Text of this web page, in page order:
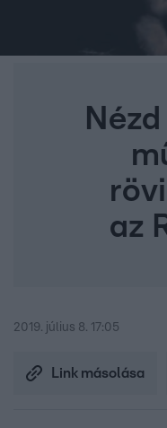
az
2019. július 8. 17:05
Link másolása